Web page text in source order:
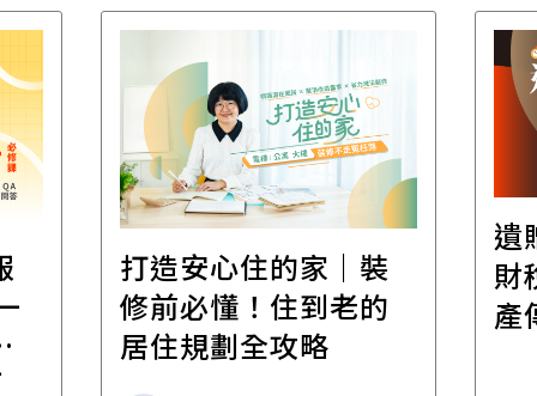
打造安心住的家｜裝
修前必懂！住到老的
居住規劃全攻略
遺
財
產